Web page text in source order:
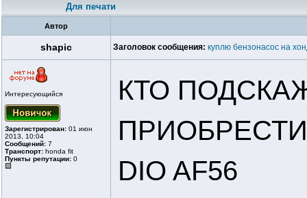
Для печати
Автор
shapic Заголовок сообщения: куплю бензонасос на
Интересующийся
Зарегистрирован: 01 июн
2013, 10:04
Сообщений: 7
Транспорт: honda fit
Пункты репутации: 0
КТО
DIO AF56